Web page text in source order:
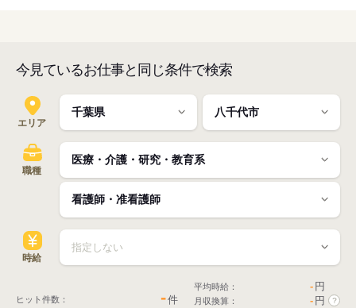
今見ているお仕事と同じ条件で検索
エリア
職種
時給
ヒット件数： -件
平均時給： - 円
月収換算： - 円 ?